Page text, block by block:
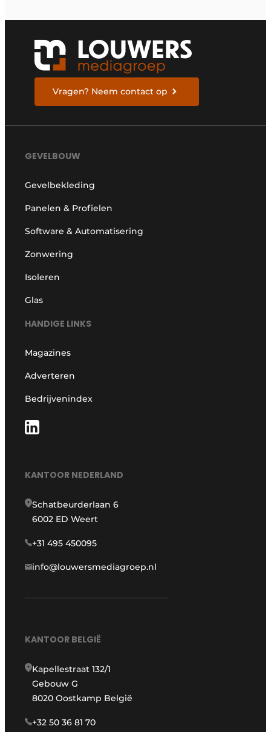
Vragen? Neem contact op
GEVELBOUW
Gevelbekleding
Panelen & Profielen
Software & Automatisering
Zonwering
Isoleren
Glas
HANDIGE LINKS
Magazines
Adverteren
Bedrijvenindex
KANTOOR NEDERLAND
Schatbeurderlaan 6
6002 ED Weert
+31 495 450095
info@louwersmediagroep.nl
KANTOOR BELGIË
Kapellestraat 132/1
Gebouw G
8020 Oostkamp België
+32 50 36 81 70